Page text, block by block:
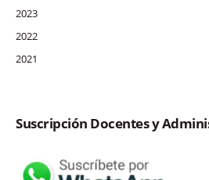
2023
2022
2021
Suscripción Docentes y